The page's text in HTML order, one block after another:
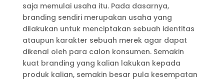
saja memulai usaha itu. Pada dasarnya,
branding sendiri merupakan usaha yang
dilakukan untuk menciptakan sebuah identitas
ataupun karakter sebuah merek agar dapat
dikenal oleh para calon konsumen. Semakin
kuat branding yang kalian lakukan kepada
produk kalian, semakin besar pula kesempatan